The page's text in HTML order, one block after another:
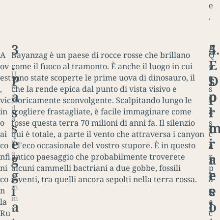
e
.
A
ov
est
,
vic
in
o
ai
co
nfi
ni
co
n
la
Ru
3
.
P
a
s
s
e
g
g
i
a
U
n
a
d
o
n
n
a
c
a
m
m
i
Bayanzag è un paese di rocce rosse che brillano
come il fuoco al tramonto. È anche il luogo in cui
sono state scoperte le prime uova di dinosauro, il
che la rende epica dal punto di vista visivo e
storicamente sconvolgente. Scalpitando lungo le
scogliere frastagliate, è facile immaginare come
fosse questa terra 70 milioni di anni fa. Il silenzio
qui è totale, a parte il vento che attraversa i canyon
e l'eco occasionale del vostro stupore. È in questo
antico paesaggio che probabilmente troverete
alcuni cammelli bactriani a due gobbe, fossili
viventi, tra quelli ancora sepolti nella terra rossa.
4
.
D
o
r
i
r
e
s
o
Q
u
e
s
t
a
s
c
a
r
p
a
t
a
c
5.
E
s
p
l
o
r
a
r
e
l